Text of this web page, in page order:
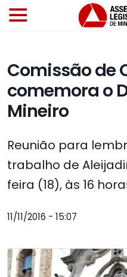
Comissão de
comemora o
Mineiro
Reunião para
trabalho de
feira (18), às 16
11/11/2016 - 15:07